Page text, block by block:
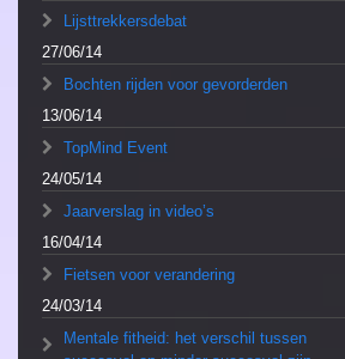
Lijsttrekkersdebat
27/06/14
Bochten rijden voor gevorderden
13/06/14
TopMind Event
24/05/14
Jaarverslag in video’s
16/04/14
Fietsen voor verandering
24/03/14
Mentale fitheid: het verschil tussen